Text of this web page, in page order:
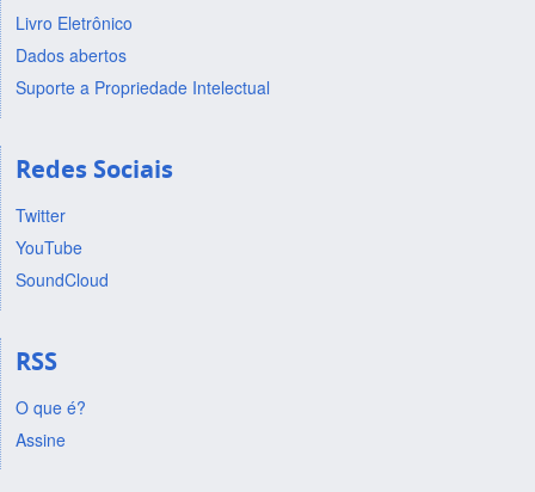
Livro Eletrônico
Dados abertos
Suporte a Propriedade Intelectual
Redes Sociais
Twitter
YouTube
SoundCloud
RSS
O que é?
Assine